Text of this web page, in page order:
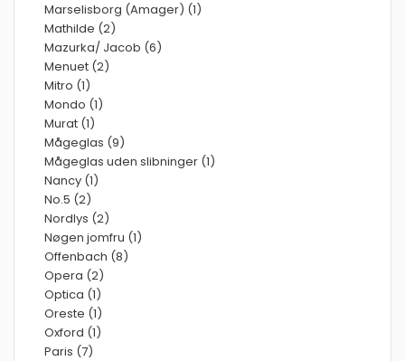
Marselisborg (Amager) (1)
Mathilde (2)
Mazurka/ Jacob (6)
Menuet (2)
Mitro (1)
Mondo (1)
Murat (1)
Mågeglas (9)
Mågeglas uden slibninger (1)
Nancy (1)
No.5 (2)
Nordlys (2)
Nøgen jomfru (1)
Offenbach (8)
Opera (2)
Optica (1)
Oreste (1)
Oxford (1)
Paris (7)